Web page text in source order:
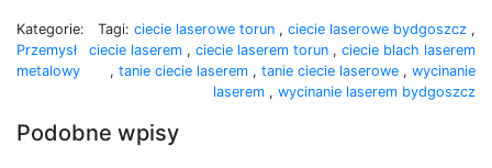
Kategorie:
Przemysł
metalowy
Tagi: ciecie laserowe torun , ciecie laserowe bydgoszcz ,
ciecie laserem , ciecie laserem torun , ciecie blach laserem
, tanie ciecie laserem , tanie ciecie laserowe , wycinanie
laserem , wycinanie laserem bydgoszcz
Podobne wpisy